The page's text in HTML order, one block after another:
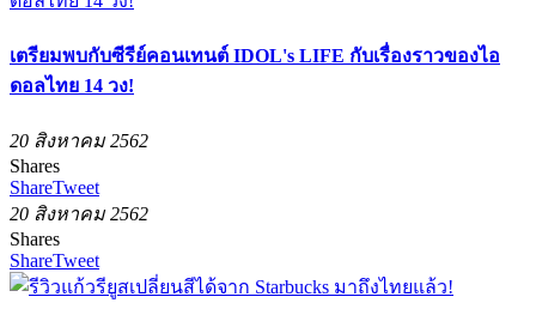
เตรียมพบกับซีรีย์คอนเทนต์ IDOL's LIFE กับเรื่องราวของไอ
ดอลไทย 14 วง!
20 สิงหาคม 2562
Shares
ShareTweet
20 สิงหาคม 2562
Shares
ShareTweet